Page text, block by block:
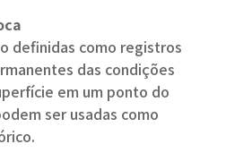
definidas como registros
das condições
em um ponto do
ser usadas como